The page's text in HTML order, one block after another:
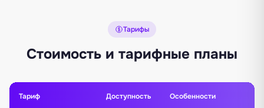
Тарифы
Стоимость и тарифные планы
Тариф Доступность Особенности